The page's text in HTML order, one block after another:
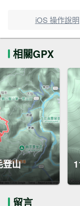
iOS 操作說明
相關GPX
登山
留言